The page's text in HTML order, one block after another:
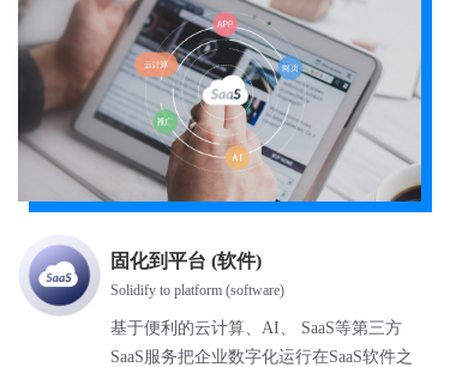
固化到平台 (软件)
Solidify to platform (software)
基于便利的云计算、AI、 SaaS等第三方
SaaS服务把企业数字化运行在SaaS软件之